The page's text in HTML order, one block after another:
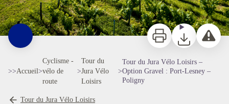
ImprimerTéléchargerSignaler
>>Accueil>
Cyclisme -
vélo de
route
>
Tour du
Jura Vélo
Loisirs
>
Tour du Jura Vélo Loisirs –
Option Gravel : Port-Lesney –
Poligny
Tour du Jura Vélo Loisirs